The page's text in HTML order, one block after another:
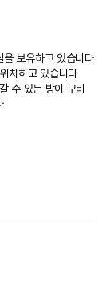
을 보유하고 있습니다
치하고 있습니다
수 있는 방이 구비